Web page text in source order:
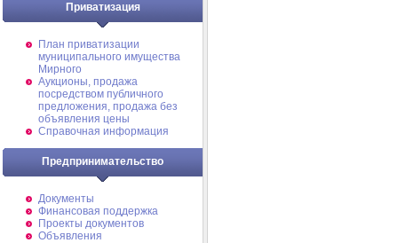
Приватизация
План приватизации
муниципального имущества
Мирного
Аукционы, продажа
посредством публичного
предложения, продажа без
объявления цены
Справочная информация
Предпринимательство
Документы
Финансовая поддержка
Проекты документов
Объявления